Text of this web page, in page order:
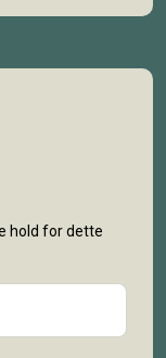
hold for dette